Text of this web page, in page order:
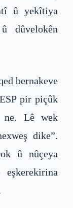
û yekîtiya
dûvelokên
bernakeve
pir piçûk
ne. Lê wek
dike”.
û nûçeya